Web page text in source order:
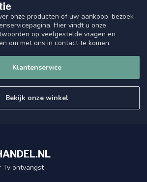
onze producten of uw aankoop, bezoek
Hier vindt u onze
op veelgestelde vragen en
om met ons in contact te komen.
Klantenservice
Bekijk onze winkel
Tv ontvangst